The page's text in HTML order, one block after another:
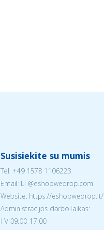
Susisiekite su mumis
Tel: +49 1578 1106223
Email: LT@eshopwedrop.com
Website: https://eshopwedrop.lt/
Administracijos darbo laikas:
I-V 09:00-17:00